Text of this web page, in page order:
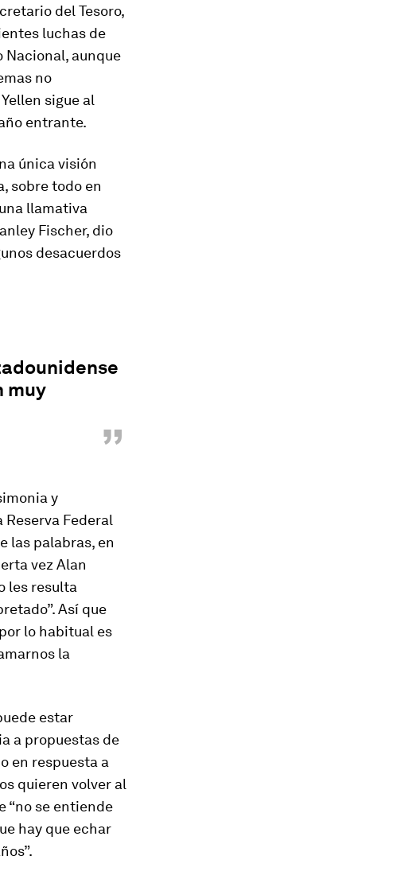
del Tesoro,
luchas de
Nacional, aunque
no
sigue al
entrante.
única visión
sobre todo en
llamativa
Fischer, dio
desacuerdos
muy
”
y
Federal
las palabras, en
vez Alan
les resulta
Así que
lo habitual es
la
estar
a propuestas de
en respuesta a
quieren volver al
“no se entiende
hay que echar